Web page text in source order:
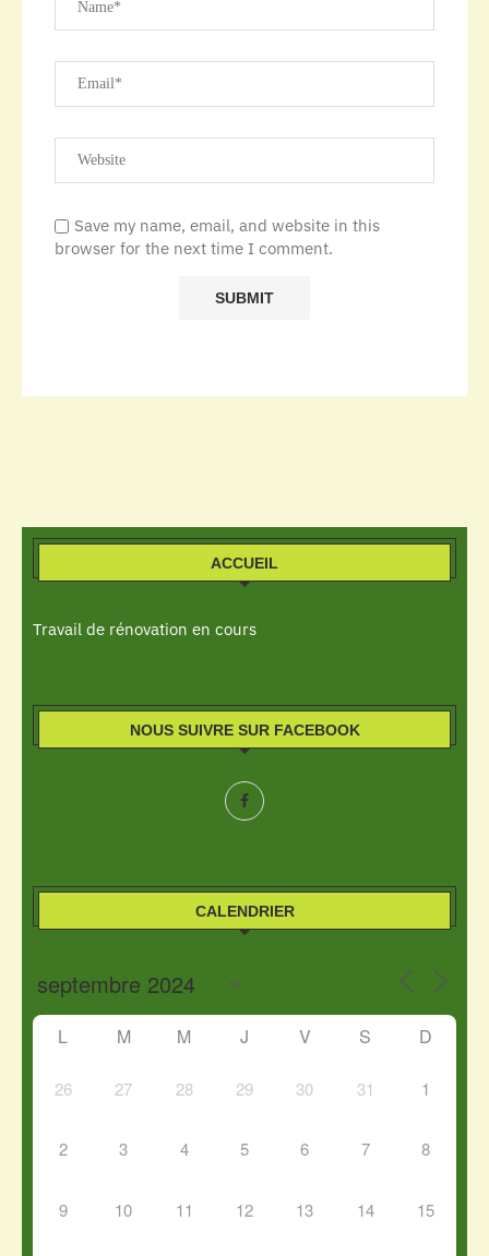
Save my name, email, and website in this
browser for the next time I comment.
ACCUEIL
Travail de rénovation en cours
NOUS SUIVRE SUR FACEBOOK
CALENDRIER
L M M J V S D
26 27 28 29 30 31 1
2 3 4 5 6 7 8
9 10 11 12 13 14 15